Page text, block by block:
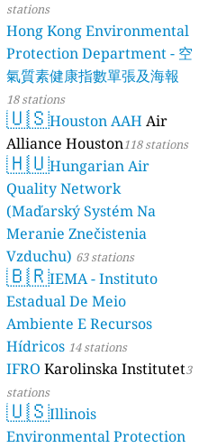
stations
Hong Kong Environmental
Protection Department - 空
氣質素健康指數單張及海報
18 stations
🇺🇸Houston AAH Air
Alliance Houston118 stations
🇭🇺Hungarian Air
Quality Network
(Maďarský Systém Na
Meranie Znečistenia
Vzduchu) 63 stations
🇧🇷IEMA - Instituto
Estadual De Meio
Ambiente E Recursos
Hídricos 14 stations
IFRO Karolinska Institutet3
stations
🇺🇸Illinois
Environmental Protection